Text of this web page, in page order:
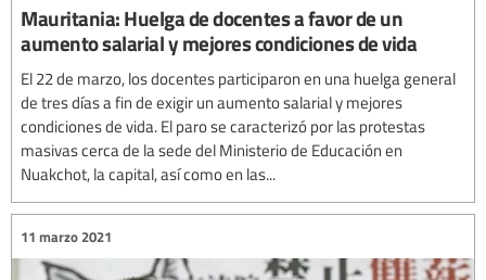
Mauritania: Huelga de docentes a favor de un
aumento salarial y mejores condiciones de vida
El 22 de marzo, los docentes participaron en una huelga general
de tres días a fin de exigir un aumento salarial y mejores
condiciones de vida. El paro se caracterizó por las protestas
masivas cerca de la sede del Ministerio de Educación en
Nuakchot, la capital, así como en las...
11 marzo 2021